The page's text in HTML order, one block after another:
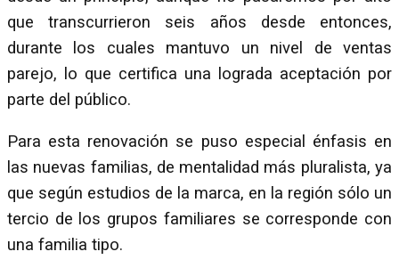
que transcurrieron seis años desde entonces,
durante los cuales mantuvo un nivel de ventas
parejo, lo que certifica una lograda aceptación por
parte del público.
Para esta renovación se puso especial énfasis en
las nuevas familias, de mentalidad más pluralista, ya
que según estudios de la marca, en la región sólo un
tercio de los grupos familiares se corresponde con
una familia tipo.